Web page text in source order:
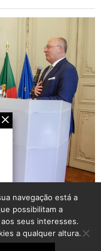
de Camões e das
reservados
navegação está a
possibilitam a
seus interesses.
a qualquer altura.